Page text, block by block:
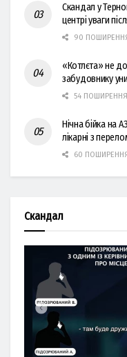
Скандал у
центрі уваги
90
«Котлєта» не
забудовнику
54 ПОШИРЕННЯ
Нічна бійка на
лікарні з
60
Скандал